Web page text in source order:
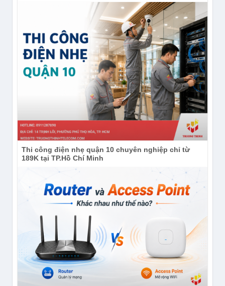
Camera Ezviz CS-H8c-R200-1J5WKFL có Auto
Tracking khi phát hiện người hoặc xe, camera tự
quay theo và phóng to, giữ đối tượng ở trung tâm
khung hình để ghi lại trọn vẹn lộ trình di chuyển. Tính
năng này hữu ích khi cần bám theo kẻ lạ xâm nhập,
xe lạ dừng trước cửa hoặc nhân viên giao hàng ra
vào.
Camera Ezviz CS-H8c-R200-1J5WKF tích hợp còi
Thi công điện nhẹ quận 10 chuyên nghiệp chỉ từ
189K tại TP.Hồ Chí Minh